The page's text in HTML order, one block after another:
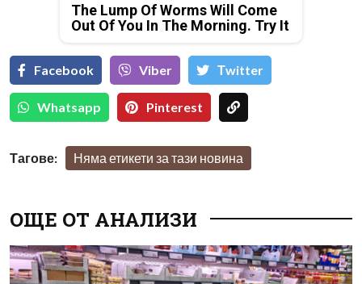
The Lump Of Worms Will Come
Out Of You In The Morning. Try It
Facebook Viber Тwitter
Whatsapp Pinterest
Тагове: Няма етикети за тази новина
ОЩЕ ОТ АНАЛИЗИ